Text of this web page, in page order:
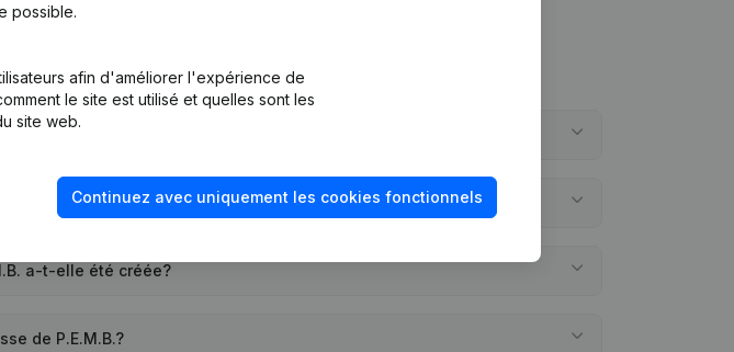
de P.E.M.B.?
de P.E.M.B.?
a-t-elle été créée?
de P.E.M.B.?
possible.
afin d'améliorer l'expérience de
le site est utilisé et quelles sont les
site web.
Continuez avec uniquement les cookies fonctionnels